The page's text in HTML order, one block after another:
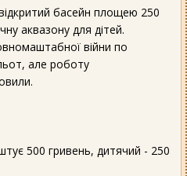
басейн площею 250
аквазону для дітей.
війни по
але роботу
500 гривень, дитячий - 250